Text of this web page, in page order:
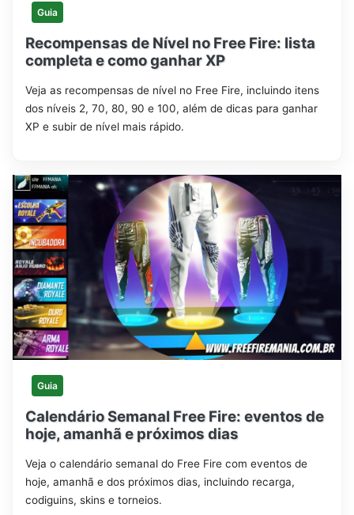
Guia
Recompensas de Nível no Free Fire: lista
completa e como ganhar XP
Veja as recompensas de nível no Free Fire, incluindo itens
dos níveis 2, 70, 80, 90 e 100, além de dicas para ganhar
XP e subir de nível mais rápido.
Guia
Calendário Semanal Free Fire: eventos de
hoje, amanhã e próximos dias
Veja o calendário semanal do Free Fire com eventos de
hoje, amanhã e dos próximos dias, incluindo recarga,
codiguins, skins e torneios.